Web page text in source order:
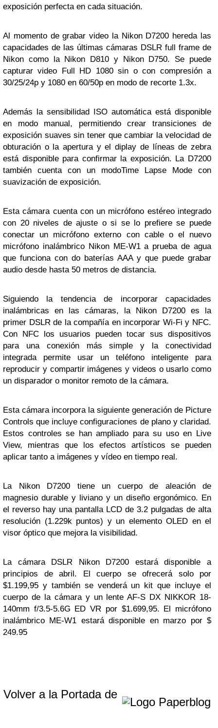
exposición perfecta en cada situación.
Al momento de grabar video la Nikon D7200 hereda las
capacidades de las últimas cámaras DSLR full frame de
Nikon como la Nikon D810 y Nikon D750. Se puede
capturar video Full HD 1080 sin o con compresión a
30/25/24p y 1080 en 60/50p en modo de recorte 1.3x.
Además la sensibilidad ISO automática está disponible
en modo manual, permitiendo crear transiciones de
exposición suaves sin tener que cambiar la velocidad de
obturación o la apertura y el diplay de líneas de zebra
está disponible para confirmar la exposición. La D7200
también cuenta con un modoTime Lapse Mode con
suavización de exposición.
Esta cámara cuenta con un micrófono estéreo integrado
con 20 niveles de ajuste o si se lo prefiere se puede
conectar un micrófono externo con cable o el nuevo
micrófono inalámbrico Nikon ME-W1 a prueba de agua
que funciona con do baterías AAA y que puede grabar
audio desde hasta 50 metros de distancia.
Siguiendo la tendencia de incorporar capacidades
inalámbricas en las cámaras, la Nikon D7200 es la
primer DSLR de la compañía en incorporar Wi-Fi y NFC.
Con NFC los usuarios pueden tocar sus dispositivos
para una conexión más simple y la conectividad
integrada permite usar un teléfono inteligente para
reproducir y compartir imágenes y videos o usarlo como
un disparador o monitor remoto de la cámara.
Esta cámara incorpora la siguiente generación de Picture
Controls que incluye configuraciones de plano y claridad.
Estos controles se han ampliado para su uso en Live
View, mientras que los efectos artísticos se pueden
aplicar tanto a imágenes y vídeo en tiempo real.
La Nikon D7200 tiene un cuerpo de aleación de
magnesio durable y liviano y un diseño ergonómico. En
el reverso hay una pantalla LCD de 3.2 pulgadas de alta
resolución (1.229k puntos) y un elemento OLED en el
visor óptico que mejora la visibilidad.
La cámara DSLR Nikon D7200 estará disponible a
principios de abril. El cuerpo se ofrecerá solo por
$1.199,95 y también se venderá un kit que incluye el
cuerpo de la cámara y un lente AF-S DX NIKKOR 18-
140mm f/3.5-5.6G ED VR por $1.699,95. El micrófono
inalámbrico ME-W1 estará disponible en marzo por $
249.95
Volver a la Portada de